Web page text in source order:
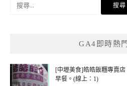
GA4即時熱
[中壢美食]皓皓飯糰專賣
早餐。(線上：1)